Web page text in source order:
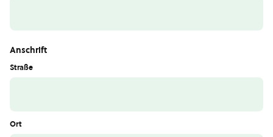
Anschrift
Straße
Ort